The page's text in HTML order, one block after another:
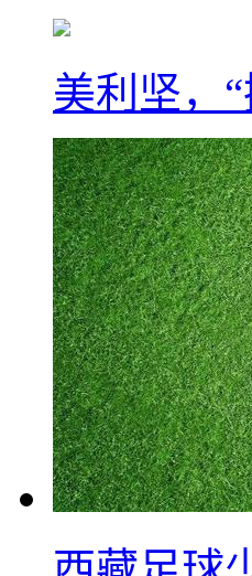
美利坚，